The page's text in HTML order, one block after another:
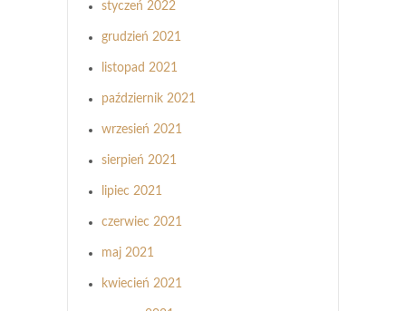
styczeń 2022
grudzień 2021
listopad 2021
październik 2021
wrzesień 2021
sierpień 2021
lipiec 2021
czerwiec 2021
maj 2021
kwiecień 2021